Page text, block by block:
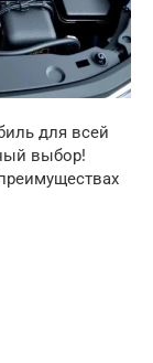
для всей
выбор!